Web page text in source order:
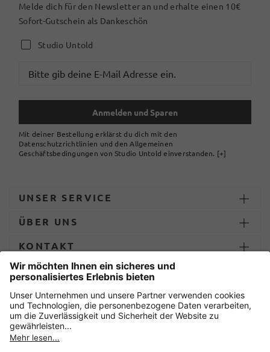
Melde dich für den Newsletter an und erhalte einen 10€
Sofort-Gutschein als Dankeschön
Studio Untold
Anmelden und Sparen
Mit deiner Bestellung erklärst du dich mit den
Datenschutzrichtlinien und den Allgemeinen
Geschäftsbedingungen von Studio Untold einverstanden. [+]
UNSER SERVICE
ÜBER UNS
KONTAKT
ZAHLUNG UND LIEFERUNG
Sicher einkaufen mit